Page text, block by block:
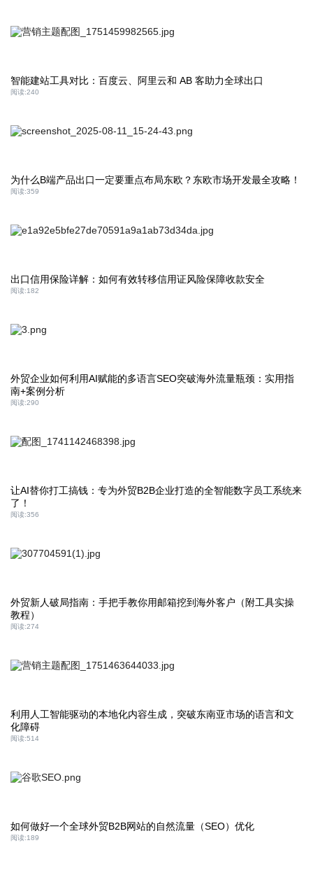
智能建站工具对比：百度云、阿里云和 AB 客助力全球出口
阅读:240
为什么B端产品出口一定要重点布局东欧？东欧市场开发最全攻略！
阅读:359
出口信用保险详解：如何有效转移信用证风险保障收款安全
阅读:182
外贸企业如何利用AI赋能的多语言SEO突破海外流量瓶颈：实用指
南+案例分析
阅读:290
让AI替你打工搞钱：专为外贸B2B企业打造的全智能数字员工系统来
了！
阅读:356
外贸新人破局指南：手把手教你用邮箱挖到海外客户（附工具实操
教程）
阅读:274
利用人工智能驱动的本地化内容生成，突破东南亚市场的语言和文
化障碍
阅读:514
如何做好一个全球外贸B2B网站的自然流量（SEO）优化
阅读:189